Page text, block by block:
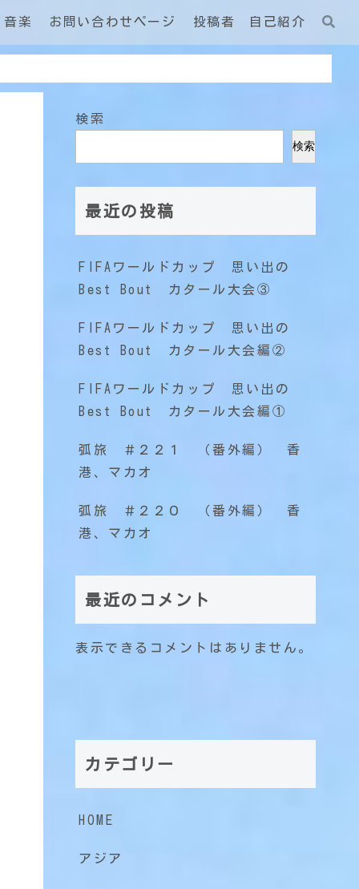
音楽 お問い合わせページ 投稿者 自己紹介
検索
検索
最近の投稿
FIFAワールドカップ 思い出の
Best Bout カタール大会③
FIFAワールドカップ 思い出の
Best Bout カタール大会編②
FIFAワールドカップ 思い出の
Best Bout カタール大会編①
弧旅 ＃２２１ （番外編） 香
港、マカオ
弧旅 ＃２２０ （番外編） 香
港、マカオ
最近のコメント
表示できるコメントはありません。
カテゴリー
HOME
アジア